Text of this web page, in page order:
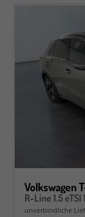
Volkswagen
R-Line 1.5 eTSI
unverbindliche